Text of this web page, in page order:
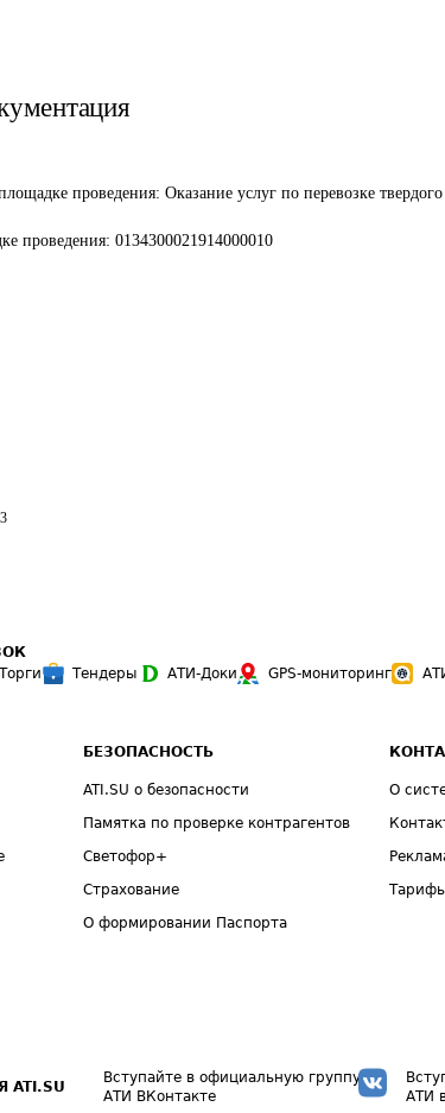
проведения: Оказание услуг по перевозке
проведения: 0134300021914000010
Торги Тендеры АТИ-Доки GPS-мониторинг
БЕЗОПАСНОСТЬ
ATI.SU о безопасности
Памятка по проверке контрагентов
Светофор+
Страхование
О формировании Паспорта
О
Вступайте в официальную группу
АТИ ВКонтакте
АТИ